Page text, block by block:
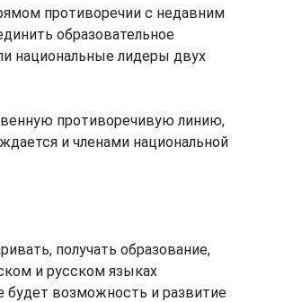
противоречии с недавним
образовательное
национальные лидеры двух
противоречивую линию,
и членами национальной
получать образование,
и русском языках
будет возможность и развитие